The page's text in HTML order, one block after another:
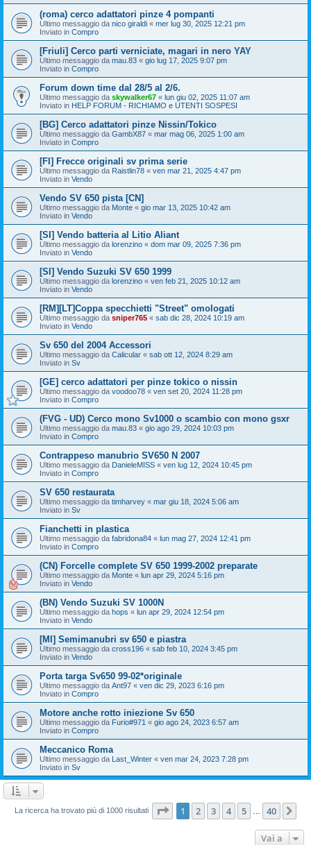
(roma) cerco adattatori pinze 4 pompanti
Ultimo messaggio da nico giraldi « mer lug 30, 2025 12:21 pm
Inviato in Compro
[Friuli] Cerco parti verniciate, magari in nero YAY
Ultimo messaggio da mau.83 « gio lug 17, 2025 9:07 pm
Inviato in Compro
Forum down time dal 28/5 al 2/6.
Ultimo messaggio da skywalker67 « lun giu 02, 2025 11:07 am
Inviato in HELP FORUM - RICHIAMO e UTENTI SOSPESI
[BG] Cerco adattatori pinze Nissin/Tokico
Ultimo messaggio da GambX87 « mar mag 06, 2025 1:00 am
Inviato in Compro
[FI] Frecce originali sv prima serie
Ultimo messaggio da Raistlin78 « ven mar 21, 2025 4:47 pm
Inviato in Vendo
Vendo SV 650 pista [CN]
Ultimo messaggio da Monte « gio mar 13, 2025 10:42 am
Inviato in Vendo
[SI] Vendo batteria al Litio Aliant
Ultimo messaggio da lorenzino « dom mar 09, 2025 7:36 pm
Inviato in Vendo
[SI] Vendo Suzuki SV 650 1999
Ultimo messaggio da lorenzino « ven feb 21, 2025 10:12 am
Inviato in Vendo
[RM][LT]Coppa specchietti "Street" omologati
Ultimo messaggio da sniper765 « sab dic 28, 2024 10:19 am
Inviato in Vendo
Sv 650 del 2004 Accessori
Ultimo messaggio da Calicular « sab ott 12, 2024 8:29 am
Inviato in Sv
[GE] cerco adattatori per pinze tokico o nissin
Ultimo messaggio da voodoo78 « ven set 20, 2024 11:28 pm
Inviato in Compro
(FVG - UD) Cerco mono Sv1000 o scambio con mono gsxr
Ultimo messaggio da mau.83 « gio ago 29, 2024 10:03 pm
Inviato in Compro
Contrappeso manubrio SV650 N 2007
Ultimo messaggio da DanieleMISS « ven lug 12, 2024 10:45 pm
Inviato in Compro
SV 650 restaurata
Ultimo messaggio da timharvey « mar giu 18, 2024 5:06 am
Inviato in Sv
Fianchetti in plastica
Ultimo messaggio da fabridona84 « lun mag 27, 2024 12:41 pm
Inviato in Compro
(CN) Forcelle complete SV 650 1999-2002 preparate
Ultimo messaggio da Monte « lun apr 29, 2024 5:16 pm
Inviato in Vendo
(BN) Vendo Suzuki SV 1000N
Ultimo messaggio da hops « lun apr 29, 2024 12:54 pm
Inviato in Vendo
[MI] Semimanubri sv 650 e piastra
Ultimo messaggio da cross196 « sab feb 10, 2024 3:45 pm
Inviato in Vendo
Porta targa Sv650 99-02*originale
Ultimo messaggio da Ant97 « ven dic 29, 2023 6:16 pm
Inviato in Compro
Motore anche rotto iniezione Sv 650
Ultimo messaggio da Furio#971 « gio ago 24, 2023 6:57 am
Inviato in Compro
Meccanico Roma
Ultimo messaggio da Last_Winter « ven mar 24, 2023 7:28 pm
Inviato in Sv
La ricerca ha trovato più di 1000 risultati Pagina di 40
1 2 3 4 5 40
Vai a